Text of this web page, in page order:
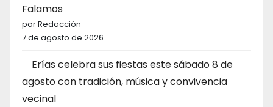
Falamos
por Redacción
7 de agosto de 2026
Erías celebra sus fiestas este sábado 8 de
agosto con tradición, música y convivencia
vecinal